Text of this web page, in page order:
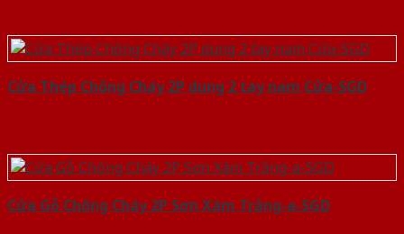
Cửa Thép Chống Cháy 2P dung 2 tay nam Cửa-SGD
Cửa Gỗ Chống Cháy 2P Sơn Xám Trắng-a-SGD